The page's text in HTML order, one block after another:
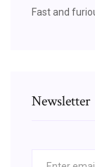
Fast and
Newsletter